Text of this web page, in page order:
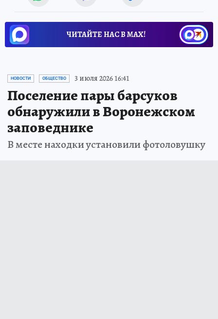
ЧИТАЙТЕ НАС В МАХ!
НОВОСТИ ОБЩЕСТВО 3 июля 2026 16:41
Поселение пары барсуков
обнаружили в Воронежском
заповеднике
В месте находки установили фотоловушку